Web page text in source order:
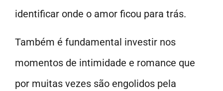
identificar onde o amor ficou para trás.
Também é fundamental investir nos
momentos de intimidade e romance que
por muitas vezes são engolidos pela